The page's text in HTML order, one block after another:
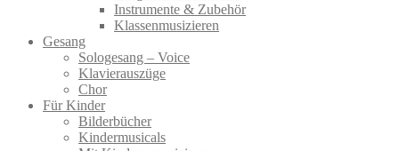
Instrumente & Zubehör
Klassenmusizieren
Gesang
Sologesang – Voice
Klavierauszüge
Chor
Für Kinder
Bilderbücher
Kindermusicals